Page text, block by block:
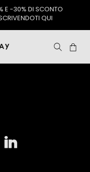
E -30% DI SCONTO
QUI